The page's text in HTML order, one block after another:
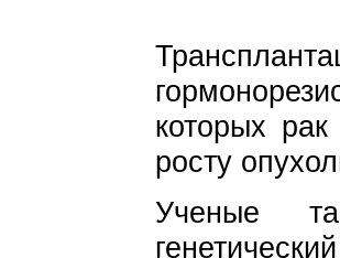
которых
росту
Ученые